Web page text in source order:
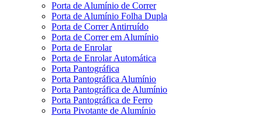
Porta de Alumínio de Correr
Porta de Alumínio Folha Dupla
Porta de Correr Antirruído
Porta de Correr em Alumínio
Porta de Enrolar
Porta de Enrolar Automática
Porta Pantográfica
Porta Pantográfica Alumínio
Porta Pantográfica de Alumínio
Porta Pantográfica de Ferro
Porta Pivotante de Alumínio